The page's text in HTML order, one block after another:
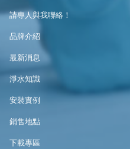
請專人與我聯絡！
品牌介紹
最新消息
淨水知識
安裝實例
銷售地點
下載專區